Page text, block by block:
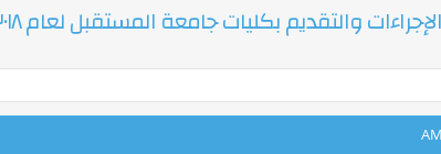
والتقديم بكليات جامعة المستقبل لعام ٢٠١٨